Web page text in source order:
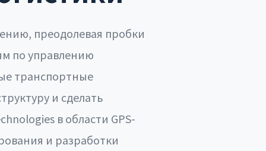
преодолевая пробки
по управлению
транспортные
и сделать
в области GPS-
и разработки